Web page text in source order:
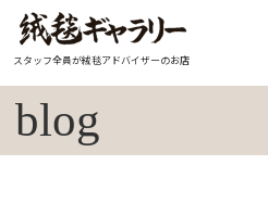
スタッフ全員が絨毯アドバイザーのお店
blog